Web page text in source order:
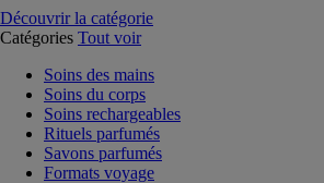
Découvrir la catégorie
Catégories Tout voir
Soins des mains
Soins du corps
Soins rechargeables
Rituels parfumés
Savons parfumés
Formats voyage